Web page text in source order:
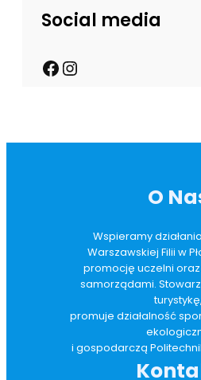
Social media
O
Wspieramy
Warszawskiej Filii w
promocję uczelni
samorządami.
turystykę,
promuje działalność
i gospodarczą